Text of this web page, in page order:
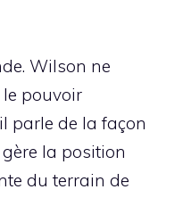
Wilson ne
pouvoir
parle de la façon
la position
du terrain de